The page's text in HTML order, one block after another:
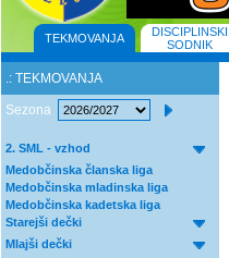
TEKMOVANJA
DISCIPLINSKI
SODNIK
.: TEKMOVANJA
Sezona
2. SML - vzhod
Medobčinska članska liga
Medobčinska mladinska liga
Medobčinska kadetska liga
Starejši dečki
Mlajši dečki